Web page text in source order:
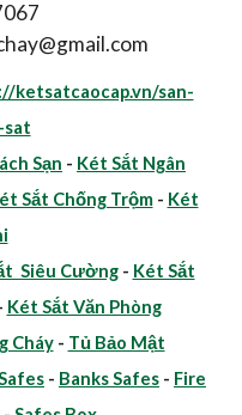
ketsatcaocap.vn/san-
sat
Sạn - Két Sắt Ngân
Sắt Chống Trộm- Két
Siêu Cường- Két Sắt
Két Sắt Văn Phòng
Cháy- Tủ Bảo Mật
- Banks Safes - Fire